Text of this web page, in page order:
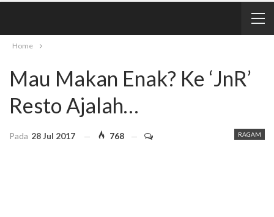
Home
Mau Makan Enak? Ke ‘JnR’
Resto Ajalah…
RAGAM
Pada 28 Jul 2017 768